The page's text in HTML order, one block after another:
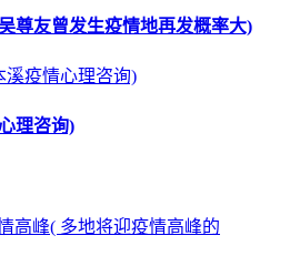
尊友曾发生疫情地再发概率大)
理咨询)